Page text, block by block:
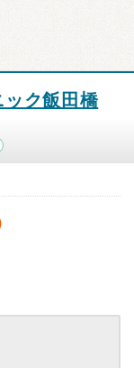
ック飯田橋